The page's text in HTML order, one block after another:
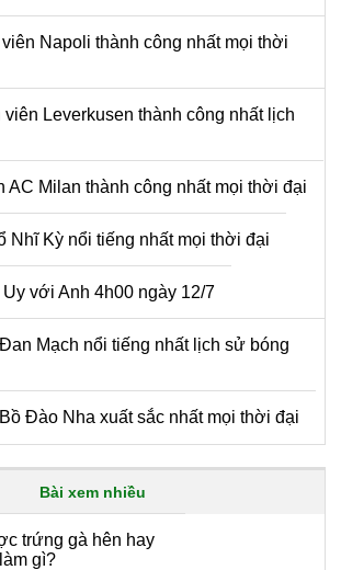
Napoli thành công nhất mọi thời
Leverkusen thành công nhất lịch
AC Milan thành công nhất mọi thời đại
Nhĩ Kỳ nổi tiếng nhất mọi thời đại
với Anh 4h00 ngày 12/7
Mạch nổi tiếng nhất lịch sử bóng
Đào Nha xuất sắc nhất mọi thời đại
Bài xem nhiều
trứng gà hên hay
gì?